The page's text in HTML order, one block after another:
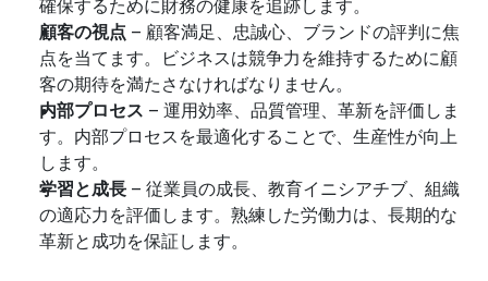
確保するために財務の健康を追跡します。
顧客の視点 – 顧客満足、忠誠心、ブランドの評判に焦
点を当てます。ビジネスは競争力を維持するために顧
客の期待を満たさなければなりません。
内部プロセス – 運用効率、品質管理、革新を評価しま
す。内部プロセスを最適化することで、生産性が向上
します。
学習と成長 – 従業員の成長、教育イニシアチブ、組織
の適応力を評価します。熟練した労働力は、長期的な
革新と成功を保証します。